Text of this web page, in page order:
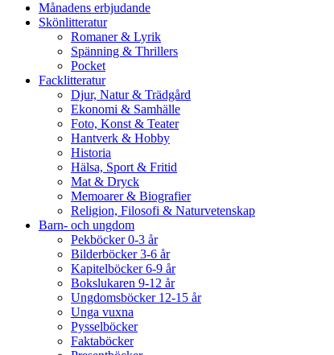
Månadens erbjudande
Skönlitteratur
Romaner & Lyrik
Spänning & Thrillers
Pocket
Facklitteratur
Djur, Natur & Trädgård
Ekonomi & Samhälle
Foto, Konst & Teater
Hantverk & Hobby
Historia
Hälsa, Sport & Fritid
Mat & Dryck
Memoarer & Biografier
Religion, Filosofi & Naturvetenskap
Barn- och ungdom
Pekböcker 0-3 år
Bilderböcker 3-6 år
Kapitelböcker 6-9 år
Bokslukaren 9-12 år
Ungdomsböcker 12-15 år
Unga vuxna
Pysselböcker
Faktaböcker